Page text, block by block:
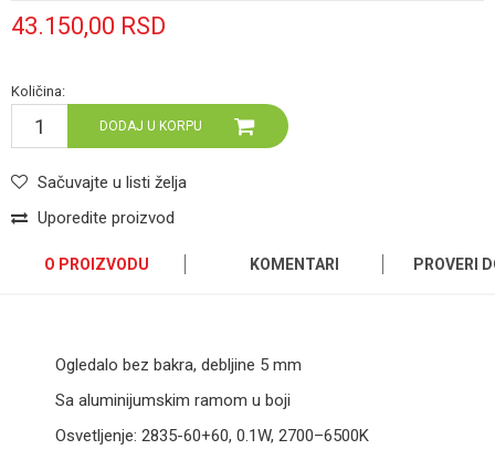
43.150,00 RSD
Količina:
DODAJ U KORPU
Sačuvajte u listi želja
Uporedite proizvod
O PROIZVODU KOMENTARI PROVERI
Ogledalo bez bakra, debljine 5 mm
Sa aluminijumskim ramom u boji
Osvetljenje: 2835-60+60, 0.1W, 2700–6500K